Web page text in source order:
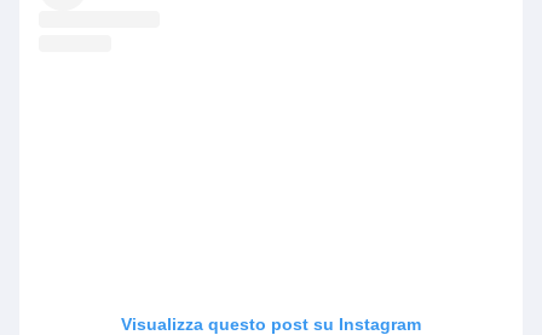
Visualizza questo post su Instagram